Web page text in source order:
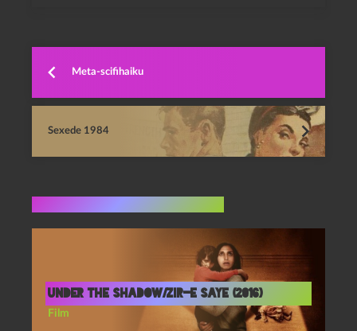
Meta-scifihaiku
Sexede 1984
Under the Shadow/Zir-e Saye (2016)
Film